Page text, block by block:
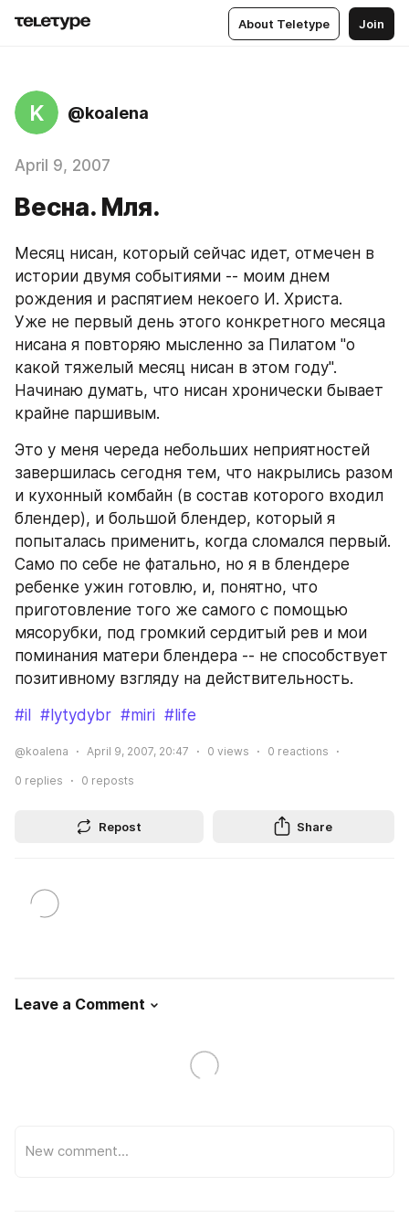
About Teletype Join
K @koalena
April 9, 2007
Весна. Мля.
Месяц нисан, который сейчас идет, отмечен в
истории двумя событиями -- моим днем
рождения и распятием некоего И. Христа.
Уже не первый день этого конкретного месяца
нисана я повторяю мысленно за Пилатом "о
какой тяжелый месяц нисан в этом году".
Начинаю думать, что нисан хронически бывает
крайне паршивым.
Это у меня череда небольших неприятностей
завершилась сегодня тем, что накрылись разом
и кухонный комбайн (в состав которого входил
блендер), и большой блендер, который я
попыталась применить, когда сломался первый.
Само по себе не фатально, но я в блендере
ребенке ужин готовлю, и, понятно, что
приготовление того же самого с помощью
мясорубки, под громкий сердитый рев и мои
поминания матери блендера -- не способствует
позитивному взгляду на действительность.
#il #lytydybr #miri #life
@koalena April 9, 2007, 20:47 0 views 0 reactions
0 replies 0 reposts
Repost Share
Leave a Comment